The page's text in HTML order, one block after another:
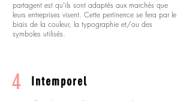
partagent est qu’ils sont adaptés aux marchés que
leurs entreprises visent. Cette pertinence se fera par le
biais de la couleur, la typographie et/ou des
symboles utilisés.
4 Intemporel